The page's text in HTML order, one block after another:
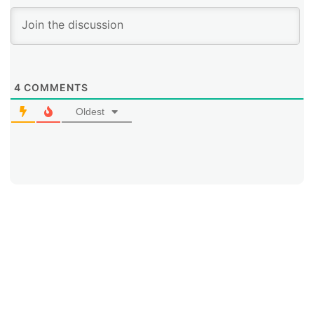
relevancia e importancia que cobran actualmente: la
libertad de expresión en Internet como un tópico
a Internet móvil.
4 COMMENTS
Oldest